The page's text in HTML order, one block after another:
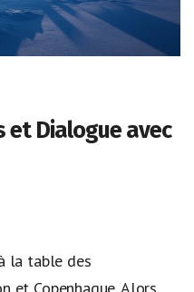
et Dialogue avec
la table des